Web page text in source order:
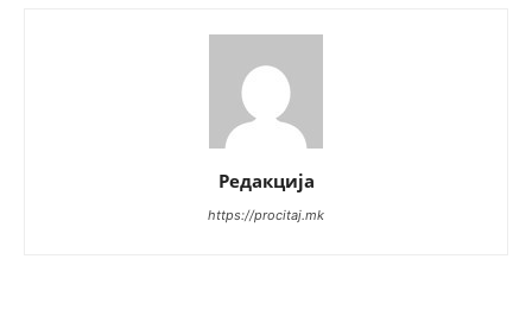
Редакција
https://procitaj.mk